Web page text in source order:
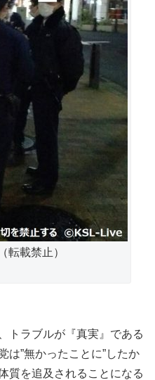
転載禁止）
トラブルが『真実』である
は”無かったことに”したか
質を追及されることになる